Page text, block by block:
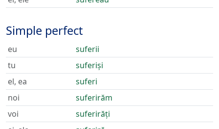
Simple perfect
eu
suferii
tu
suferiși
el, ea
suferi
noi
suferirăm
voi
suferirăți